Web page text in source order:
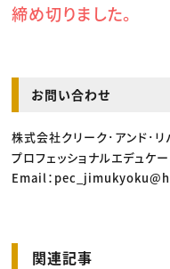
締め切りました。
お問い合わせ
株式会社クリーク･アンド･リ
プロフェッショナルエデュケ
Email：
関連記事